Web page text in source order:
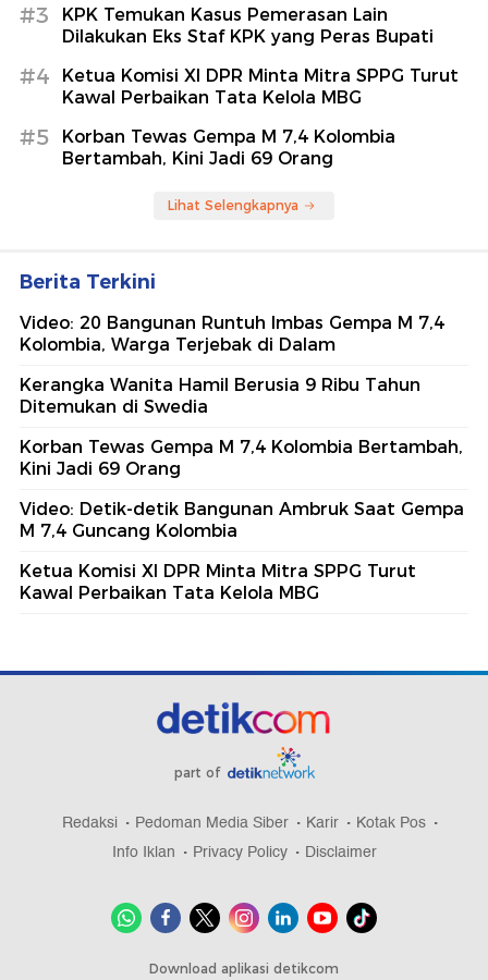
#3
KPK Temukan Kasus Pemerasan Lain
Dilakukan Eks Staf KPK yang Peras Bupati
#4
Ketua Komisi XI DPR Minta Mitra SPPG Turut
Kawal Perbaikan Tata Kelola MBG
#5
Korban Tewas Gempa M 7,4 Kolombia
Bertambah, Kini Jadi 69 Orang
Lihat Selengkapnya
Berita Terkini
Video: 20 Bangunan Runtuh Imbas Gempa M 7,4
Kolombia, Warga Terjebak di Dalam
Kerangka Wanita Hamil Berusia 9 Ribu Tahun
Ditemukan di Swedia
Korban Tewas Gempa M 7,4 Kolombia Bertambah,
Kini Jadi 69 Orang
Video: Detik-detik Bangunan Ambruk Saat Gempa
M 7,4 Guncang Kolombia
Ketua Komisi XI DPR Minta Mitra SPPG Turut
Kawal Perbaikan Tata Kelola MBG
part of
Redaksi Pedoman Media Siber Karir
Kotak Pos
Info Iklan
Privacy Policy Disclaimer
Download aplikasi detikcom